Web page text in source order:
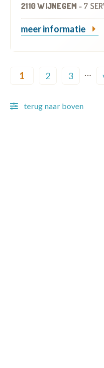
2110 WIJNEGEM - 7
meer informatie
1 2 3
…
terug naar boven